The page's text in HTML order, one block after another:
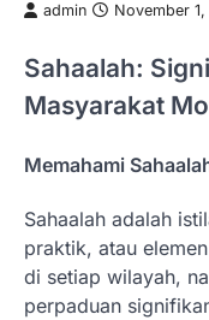
admin November
Sahaalah:
Masyarakat
Memahami
Sahaalah adalah
praktik, atau
di setiap wilayah,
perpaduan